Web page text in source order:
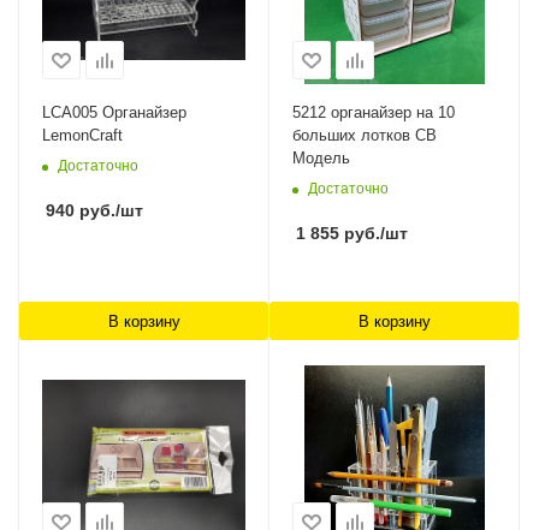
LCA005 Органайзер
LemonCraft
Достаточно
940 руб./шт
В корзину
5212 органайзер на 10
больших лотков СВ
Модель
Достаточно
1 855 руб./шт
В корзину